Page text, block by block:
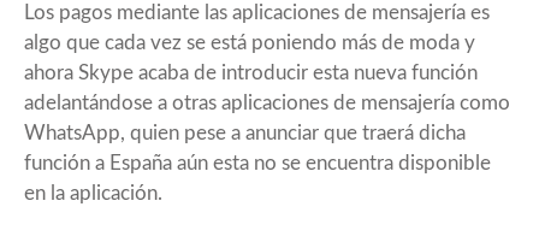
Los pagos mediante las aplicaciones de mensajería es
algo que cada vez se está poniendo más de moda y
ahora Skype acaba de introducir esta nueva función
adelantándose a otras aplicaciones de mensajería como
WhatsApp, quien pese a anunciar que traerá dicha
función a España aún esta no se encuentra disponible
en la aplicación.